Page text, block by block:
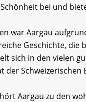
bei und
war Aargau
Geschichte, die
sich in den vielen
der Schweizerischen
Aargau zu den